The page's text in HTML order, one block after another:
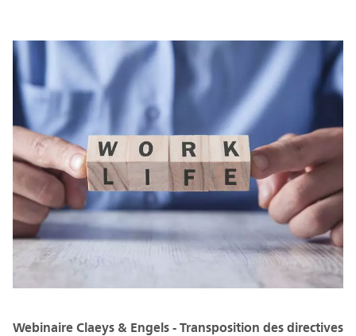
Webinaire Claeys & Engels - Transposition des directives